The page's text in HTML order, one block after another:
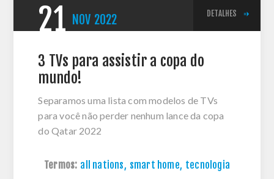
21 NOV 2022 DETALHES
3 TVs para assistir a copa do
mundo!
Separamos uma lista com modelos de TVs
para você não perder nenhum lance da copa
do Qatar 2022
Termos: all nations, smart home, tecnologia